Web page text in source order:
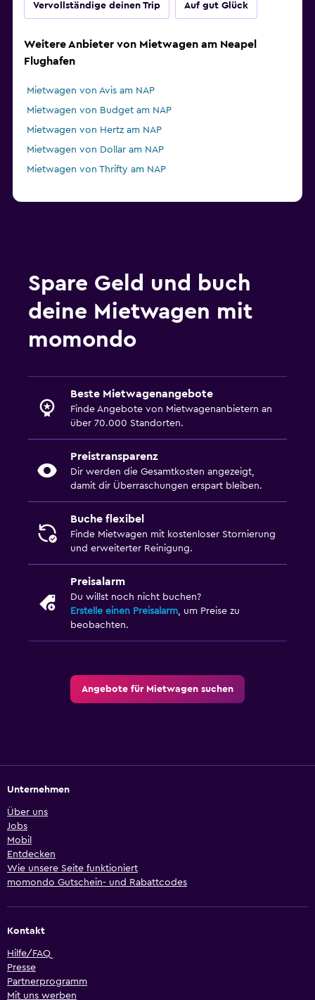
Vervollständige deinen Trip Auf gut Glück
Weitere Anbieter von Mietwagen am Neapel
Flughafen
Mietwagen von Avis am NAP
Mietwagen von Budget am NAP
Mietwagen von Hertz am NAP
Mietwagen von Dollar am NAP
Mietwagen von Thrifty am NAP
Spare Geld und buch
deine Mietwagen mit
momondo
Beste Mietwagenangebote
Finde Angebote von Mietwagenanbietern an
über 70.000 Standorten.
Preistransparenz
Dir werden die Gesamtkosten angezeigt,
damit dir Überraschungen erspart bleiben.
Buche flexibel
Finde Mietwagen mit kostenloser Stornierung
und erweiterter Reinigung.
Preisalarm
Du willst noch nicht buchen?
Erstelle einen Preisalarm, um Preise zu
beobachten.
Angebote für Mietwagen suchen
Unternehmen
Über uns
Jobs
Mobil
Entdecken
Wie unsere Seite funktioniert
momondo Gutschein- und Rabattcodes
Kontakt
Hilfe/FAQ
Presse
Partnerprogramm
Mit uns werben